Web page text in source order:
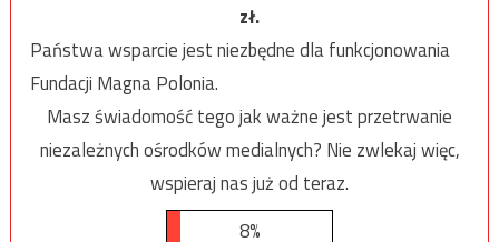
zł.
Państwa wsparcie jest niezbędne dla funkcjonowania
Fundacji Magna Polonia.
Masz świadomość tego jak ważne jest przetrwanie
niezależnych ośrodków medialnych? Nie zwlekaj więc,
wspieraj nas już od teraz.
8%